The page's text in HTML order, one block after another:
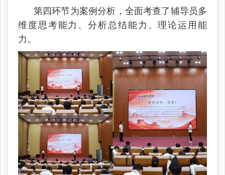
第四环节为案例分析，全面考查了辅导员多
维度思考能力、分析总结能力、理论运用能
力。